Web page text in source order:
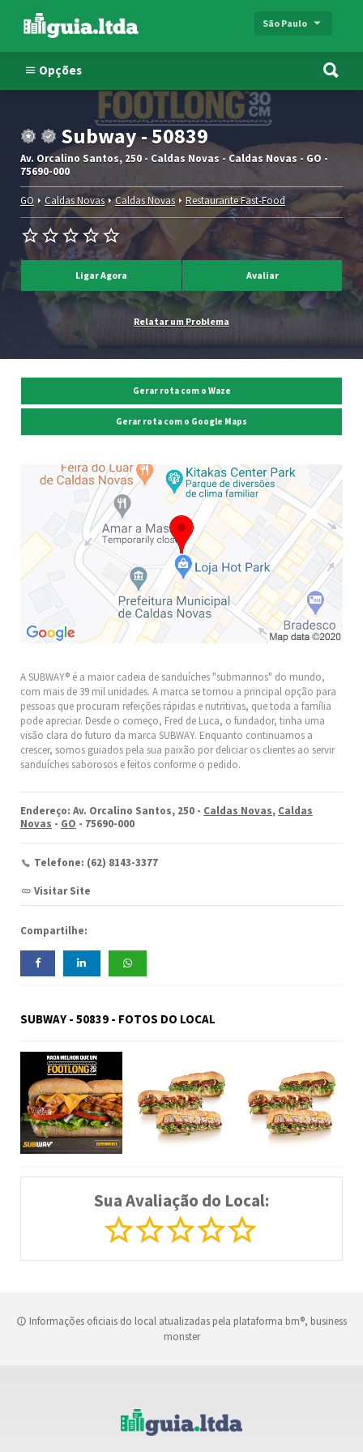
São Paulo
Opções
Subway - 50839
Av. Orcalino Santos, 250 - Caldas Novas - Caldas Novas - GO -
75690-000
GO Caldas Novas Caldas Novas Restaurante Fast-Food
Ligar Agora Avaliar
Relatar um Problema
A SUBWAY® é a maior cadeia de sanduíches "submarinos" do mundo,
com mais de 39 mil unidades. A marca se tornou a principal opção para
pessoas que procuram refeições rápidas e nutritivas, que toda a família
pode apreciar. Desde o começo, Fred de Luca, o fundador, tinha uma
visão clara do futuro da marca SUBWAY. Enquanto continuamos a
crescer, somos guiados pela sua paixão por deliciar os clientes ao servir
sanduíches saborosos e feitos conforme o pedido.
Endereço: Av. Orcalino Santos, 250 - Caldas Novas, Caldas
Novas - GO - 75690-000
Telefone: (62) 8143-3377
Visitar Site
Compartilhe:
SUBWAY - 50839 - FOTOS DO LOCAL
Sua Avaliação do Local:
Gerar rota com o Waze
Gerar rota com o Google Maps
Informações oficiais do local atualizadas pela plataforma bm®, business
monster